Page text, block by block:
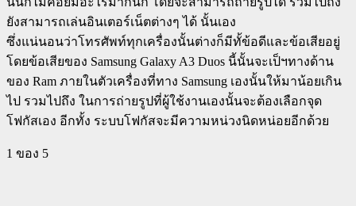
ยังสามารถเล่นอินเตอร์เน็ตต่างๆ ได้ นั้นเอง
ซึ่งแน่นอนว่าโทรศัพท์ทุกเครื่องนั้นต่างก็มีทั้ข้อดีและข้อเสียอยู่
โดยข้อเสียของ Samsung Galaxy A3 Duos นี้นั้นจะเป็ฯทางด้าน
ของ Ram ภายในตัวเครื่องที่ทาง Samsung เองนั้นให้มาน้อยเกิน
ไป รวมไปถึง ในการถ่ายรูปที่ผู้ใช้งานเองนั้นจะต้องเลือกจุด
โฟกัสเอง อีกทั้ง ระบบโฟกัสจะมีความหน่วงนิดหน่อยอีกด้วย
1 ของ 5